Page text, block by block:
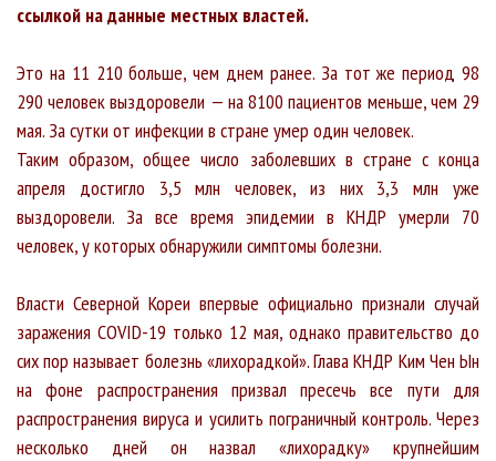
ссылкой на данные местных властей.
Это на 11 210 больше, чем днем ранее. За тот же период 98
290 человек выздоровели — на 8100 пациентов меньше, чем 29
мая. За сутки от инфекции в стране умер один человек.
Таким образом, общее число заболевших в стране с конца
апреля достигло 3,5 млн человек, из них 3,3 млн уже
выздоровели. За все время эпидемии в КНДР умерли 70
человек, у которых обнаружили симптомы болезни.
Власти Северной Кореи впервые официально признали случай
заражения COVID-19 только 12 мая, однако правительство до
сих пор называет болезнь «лихорадкой». Глава КНДР Ким Чен Ын
на фоне распространения призвал пресечь все пути для
распространения вируса и усилить пограничный контроль. Через
несколько дней он назвал «лихорадку» крупнейшим